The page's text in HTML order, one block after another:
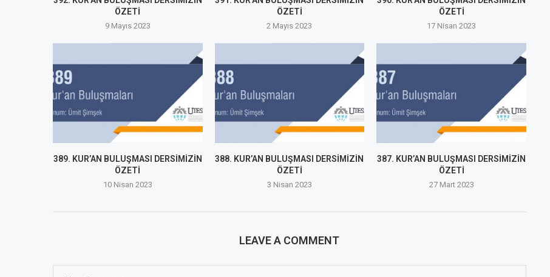
ÖZETİ
9 Mayıs 2023
ÖZETİ
2 Mayıs 2023
ÖZETİ
17 Nisan 2023
389. KUR’AN BULUŞMASI DERSİMİZİN
ÖZETİ
10 Nisan 2023
388. KUR’AN BULUŞMASI DERSİMİZİN
ÖZETİ
3 Nisan 2023
387. KUR’AN BULUŞMASI DERSİMİZİN
ÖZETİ
27 Mart 2023
LEAVE A COMMENT